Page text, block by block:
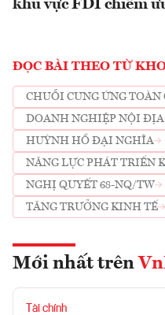
khu vực FDI chiếm
ĐỌC BÀI THEO TỪ
CHUỖI CUNG ỨNG TOÀN
DOANH NGHIỆP NỘI ĐỊA
HUỲNH HỒ ĐẠI NGHĨA
NĂNG LỰC PHÁT TRIỂN
NGHỊ QUYẾT 68-NQ/TW
TĂNG TRƯỞNG KINH TẾ
Mới nhất trên
Tài chính